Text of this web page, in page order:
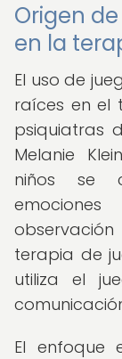
Origen
en la
El uso de
raíces en el
psiquiatras
Melanie
niños se
terapia de
utiliza el
El enfoque